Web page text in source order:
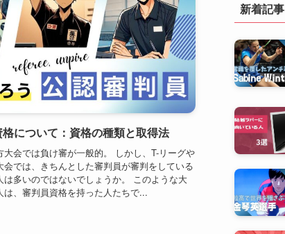
格について：資格の種類と取得法
会では負け審が一般的。 しかし、T-リーグや
では、きちんとした審判員が審判をしている
は多いのではないでしょうか。 このような大
は、審判員資格を持った人たちで...
新着記事